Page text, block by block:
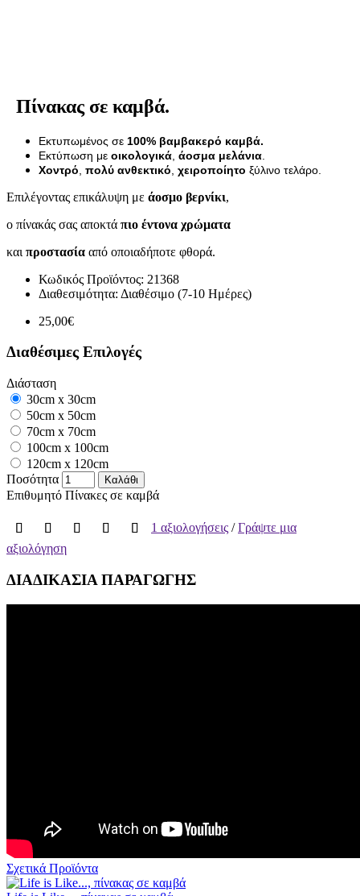
Πίνακας σε καμβά.
Εκτυπωμένος σε 100% βαμβακερό καμβά.
Εκτύπωση με οικολογικά άοσμα μελάνια
Χοντρό πολύ ανθεκτικό χειροποίητο ξύλινο τελάρο.
Επιλέγοντας επικάλυψη με άοσμο βερνίκι,
ο πίνακάς σας αποκτά πιο έντονα χρώματα
και προστασία από οποιαδήποτε φθορά.
Κωδικός Προϊόντος: 21368
Διαθεσιμότητα: Διαθέσιμο (7-10 Ημέρες)
25,00€
Διαθέσιμες Επιλογές
Διάσταση
30cm x 30cm
50cm x 50cm
70cm x 70cm
100cm x 100cm
120cm x 120cm
Ποσότητα
Καλάθι
Επιθυμητό Πίνακες σε καμβά
1 αξιολογήσεις /Γράψτε μια
αξιολόγηση
ΔΙΑΔΙΚΑΣΙΑ ΠΑΡΑΓΩΓΗΣ
Σχετικά Προϊόντα